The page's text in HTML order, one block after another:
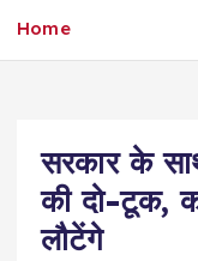
t
Home
सरकार के
की दो-टूक,
लौटेंगे